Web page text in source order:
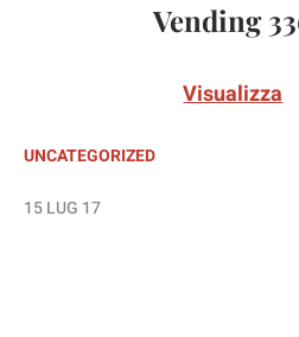
Vending
Visualizza
UNCATEGORIZED
15 LUG 17